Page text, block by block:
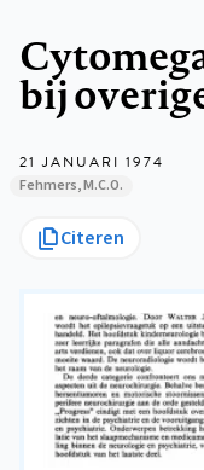
bij
21 JANUARI 1974
Fehmers, M.C.O.
Citeren